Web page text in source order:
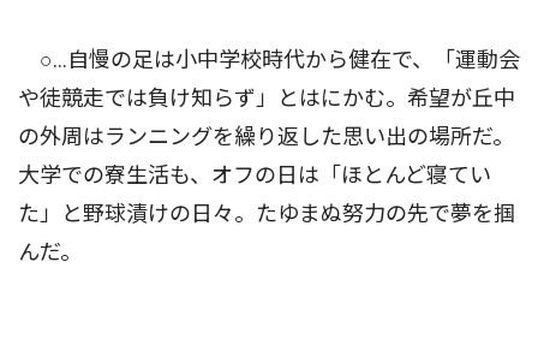
○…自慢の足は小中学校時代から健在で、「運動会
や徒競走では負け知らず」とはにかむ。希望が丘中
の外周はランニングを繰り返した思い出の場所だ。
大学での寮生活も、オフの日は「ほとんど寝てい
た」と野球漬けの日々。たゆまぬ努力の先で夢を掴
んだ。